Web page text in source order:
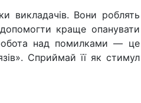
викладачів. Вони роблять
краще опанувати
над помилками — це
Сприймай її як стимул